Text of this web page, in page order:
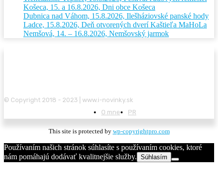
Košeca, 15. a 16.8.2026, Dni obce Košeca
Dubnica nad Váhom, 15.8.2026, Ilešháziovské panské hody
Ladce, 15.8.2026, Deň otvorených dverí Kaštieľa MaHoLa
Nemšová, 14. – 16.8.2026, Nemšovský jarmok
© Copyright 2018 - 2023 | www.i-novinky.sk
O mne
PR
This site is protected by wp-copyrightpro.com
Používaním našich stránok súhlasíte s používaním cookies, ktoré
nám pomáhajú dodávať kvalitnejšie služby. Súhlasím